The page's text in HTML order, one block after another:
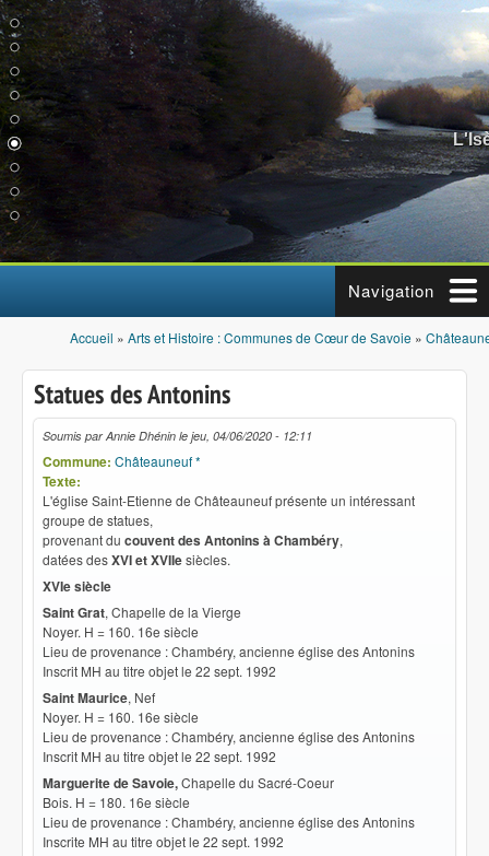
Aller au contenu principal
Navigation
Vous êtes ici
Accueil » Arts et Histoire : Communes de Cœur de Savoie »
Statues des Antonins
Soumis parAnnie Dhénin le jeu, 04/06/2020 - 12:11
Commune: Châteauneuf *
Texte:
L'église Saint-Etienne de Châteauneuf présente un intéressant
groupe de statues,
provenant du couvent des Antonins à Chambéry,
datées desXVI et XVIIesiècles.
XVIe siècle
Saint Grat, Chapelle de la Vierge
Noyer. H = 160. 16e siècle
Lieu de provenance : Chambéry, ancienne église des Antonins
Inscrit MH au titre objet le 22 sept. 1992
Saint Maurice, Nef
Noyer. H = 160. 16e siècle
Lieu de provenance : Chambéry, ancienne église des Antonins
Inscrit MH au titre objet le 22 sept. 1992
Marguerite de Savoie,Chapelle du Sacré-Coeur
Bois. H = 180. 16e siècle
Lieu de provenance : Chambéry, ancienne église des Antonins
Inscrite MH au titre objet le 22 sept. 1992